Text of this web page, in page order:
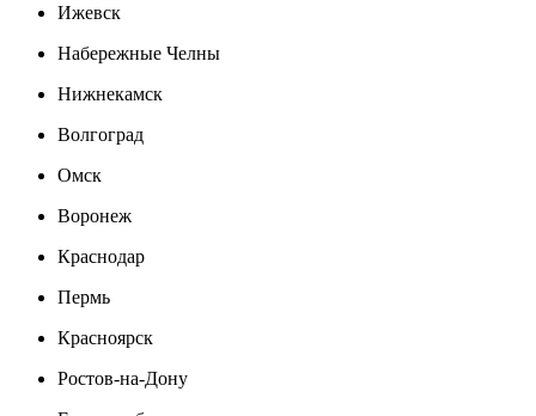
Ижевск
Набережные Челны
Нижнекамск
Волгоград
Омск
Воронеж
Краснодар
Пермь
Красноярск
Ростов-на-Дону